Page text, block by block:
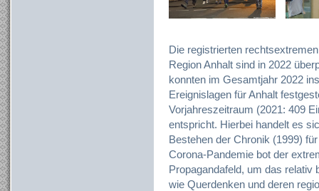
Die registrierten
Region Anhalt sind in 2022
konnten im Gesamtjahr 2022
Ereignislagen für Anhalt
Vorjahreszeitraum (2021: 409
entspricht. Hierbei handelt es
Bestehen der Chronik (1999)
Corona-Pandemie bot der
Propagandafeld, um das relativ
wie Querdenken und deren